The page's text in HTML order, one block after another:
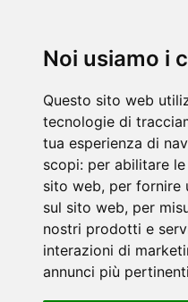
Noi usiamo i
Questo sito web
tecnologie di
tua esperienza di
scopi: per abilitare
sito web, per fornire
sul sito web, per
nostri prodotti e
interazioni di
annunci più